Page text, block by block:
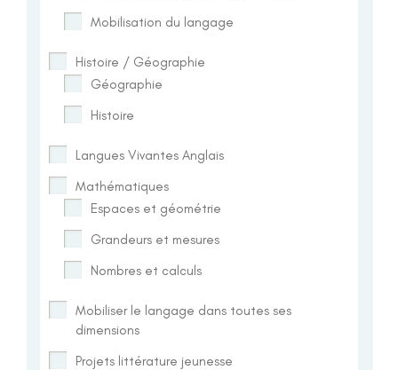
Mobilisation du langage
Histoire / Géographie
Géographie
Histoire
Langues Vivantes Anglais
Mathématiques
Espaces et géométrie
Grandeurs et mesures
Nombres et calculs
Mobiliser le langage dans toutes ses
dimensions
Projets littérature jeunesse